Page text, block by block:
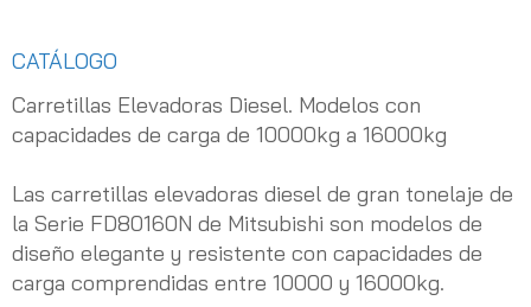
CATÁLOGO
Carretillas Elevadoras Diesel. Modelos con
capacidades de carga de 10000kg a 16000kg
Las carretillas elevadoras diesel de gran tonelaje de
la Serie FD80160N de Mitsubishi son modelos de
diseño elegante y resistente con capacidades de
carga comprendidas entre 10000 y 16000kg.